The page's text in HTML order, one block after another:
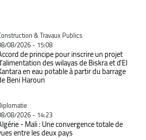
& Travaux Publics
08/2026 - 15:08
de principe pour inscrire un projet
des wilayas de Biskra et d'El
en eau potable à partir du barrage
Beni Haroun
08/2026 - 14:23
- Mali : Une convergence totale de
entre les deux pays